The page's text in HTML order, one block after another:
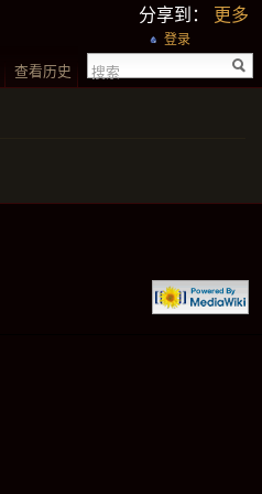
分享到： 更多
登录
查看历史 搜索